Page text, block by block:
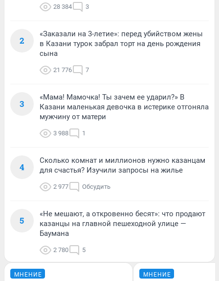
28 384 3
2
«Заказали на 3-летие»: перед убийством жены
в Казани турок забрал торт на день рождения
сына
21 776 7
3
«Мама! Мамочка! Ты зачем ее ударил?» В
Казани маленькая девочка в истерике отгоняла
мужчину от матери
3 988 1
4
Сколько комнат и миллионов нужно казанцам
для счастья? Изучили запросы на жилье
2 977 Обсудить
5
«Не мешают, а откровенно бесят»: что продают
казанцы на главной пешеходной улице —
Баумана
2 780 5
МНЕНИЕ МНЕНИЕ